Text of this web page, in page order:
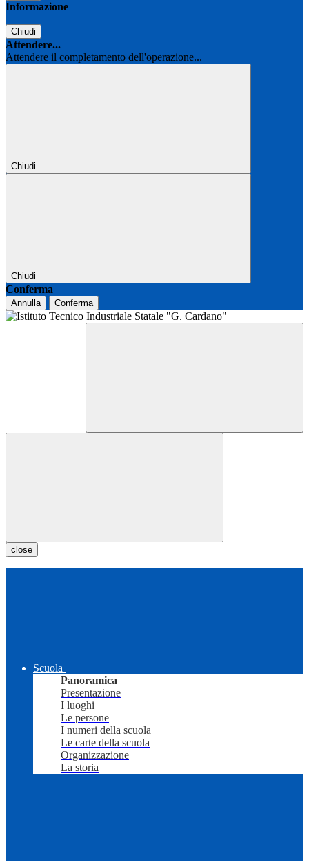
Informazione
Chiudi
Attendere...
Attendere il completamento dell'operazione...
Chiudi
Chiudi
Conferma
Annulla Conferma
close
Scuola
Panoramica
Presentazione
I luoghi
Le persone
I numeri della scuola
Le carte della scuola
Organizzazione
La storia